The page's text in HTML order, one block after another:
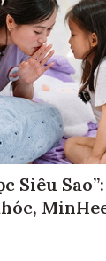
Siêu